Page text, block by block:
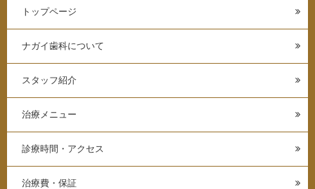
トップページ
ナガイ歯科について
スタッフ紹介
治療メニュー
診療時間・アクセス
治療費・保証